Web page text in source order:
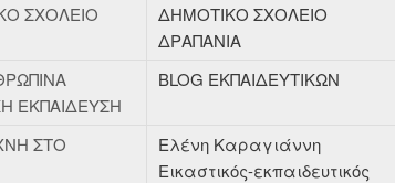
ΣΧΟΛΕΙΟ
ΔΗΜΟΤΙΚΟ ΣΧΟΛΕΙΟ
ΔΡΑΠΑΝΙΑ
ΕΚΠΑΙΔΕΥΣΗ
BLOG ΕΚΠΑΙΔΕΥΤΙΚΩΝ
ΣΤΟ
Ελένη Καραγιάννη
Εικαστικός-εκπαιδευτικός